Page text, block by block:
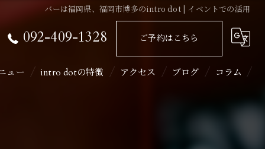
バーは福岡県、福岡市博多のintro dot | イベントでの活用
092-409-1328 ご予約はこちら
ュー intro dotの特徴 アクセス ブログ コラム